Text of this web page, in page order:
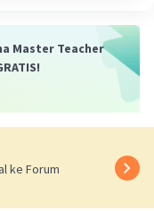
Master Teacher
ke Forum